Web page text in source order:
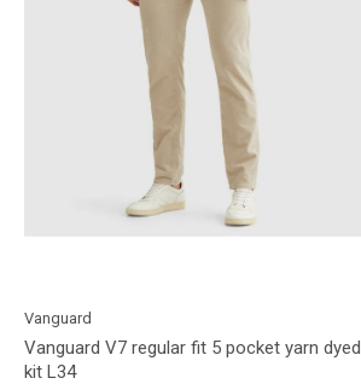
Vanguard
Vanguard V7 regular fit 5 pocket yarn dyed
kit L34